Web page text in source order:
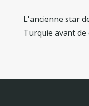
L'ancienne star
Turquie avant